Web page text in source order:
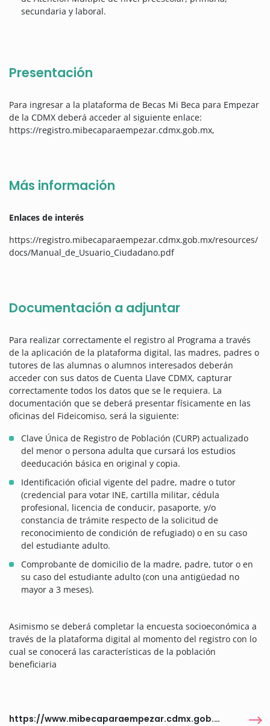
secundaria y laboral.
Presentación
Para ingresar a la plataforma de Becas Mi Beca para Empezar
de la CDMX deberá acceder al siguiente enlace:
https://registro.mibecaparaempezar.cdmx.gob.mx,
Más información
Enlaces de interés
https://registro.mibecaparaempezar.cdmx.gob.mx/resources/
docs/Manual_de_Usuario_Ciudadano.pdf
Documentación a adjuntar
Para realizar correctamente el registro al Programa a través
de la aplicación de la plataforma digital, las madres, padres o
tutores de las alumnas o alumnos interesados deberán
acceder con sus datos de Cuenta Llave CDMX, capturar
correctamente todos los datos que se le requiera. La
documentación que se deberá presentar físicamente en las
oficinas del Fideicomiso, será la siguiente:
Clave Única de Registro de Población (CURP) actualizado
del menor o persona adulta que cursará los estudios
deeducación básica en original y copia.
Identificación oficial vigente del padre, madre o tutor
(credencial para votar INE, cartilla militar, cédula
profesional, licencia de conducir, pasaporte, y/o
constancia de trámite respecto de la solicitud de
reconocimiento de condición de refugiado) o en su caso
del estudiante adulto.
Comprobante de domicilio de la madre, padre, tutor o en
su caso del estudiante adulto (con una antigüedad no
mayor a 3 meses).
Asimismo se deberá completar la encuesta socioeconómica a
través de la plataforma digital al momento del registro con lo
cual se conocerá las características de la población
beneficiaria
https://www.mibecaparaempezar.cdmx.gob.mx/